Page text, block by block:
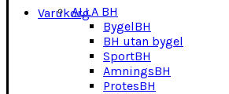
VarukorgALLA BH
BygelBH
BH utan bygel
SportBH
AmningsBH
ProtesBH